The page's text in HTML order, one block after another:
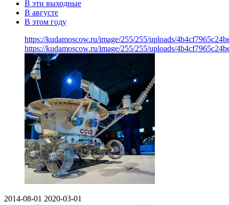
В эти выходные
В августе
В этом году
https://kudamoscow.ru/image/255/255/uploads/
https://kudamoscow.ru/image/255/255/uploads/
2014-08-01 2020-03-01